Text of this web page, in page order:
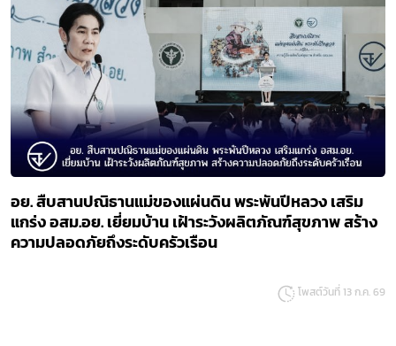
อย. สืบสานปณิธานแม่ของแผ่นดิน พระพันปีหลวง เสริม
แกร่ง อสม.อย. เยี่ยมบ้าน เฝ้าระวังผลิตภัณฑ์สุขภาพ สร้าง
ความปลอดภัยถึงระดับครัวเรือน
โพสต์วันที่ 13 ก.ค. 69